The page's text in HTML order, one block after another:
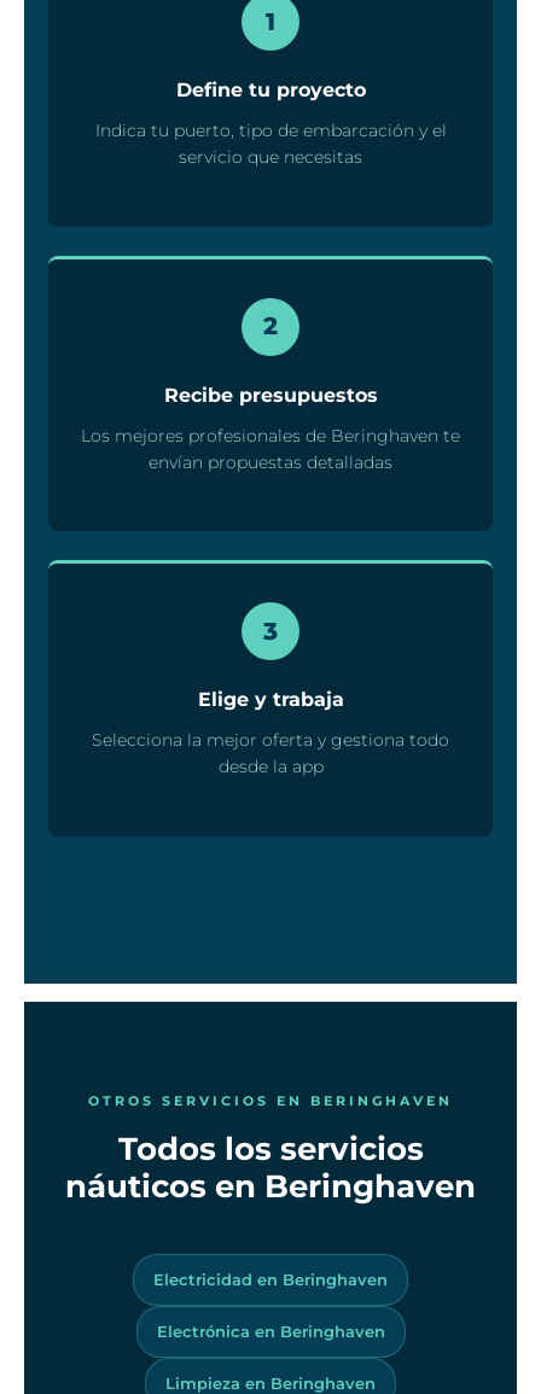
1
Define tu proyecto
Indica tu puerto, tipo de embarcación y el
servicio que necesitas
2
Recibe presupuestos
Los mejores profesionales de Beringhaven te
envían propuestas detalladas
3
Elige y trabaja
Selecciona la mejor oferta y gestiona todo
desde la app
OTROS SERVICIOS EN BERINGHAVEN
Todos los servicios
náuticos en Beringhaven
Electricidad en Beringhaven
Electrónica en Beringhaven
Limpieza en Beringhaven